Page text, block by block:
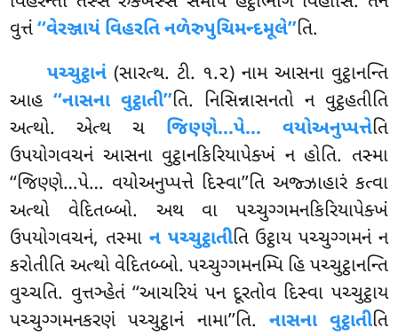
વુત્તં‘‘વેરઞ્જાયં વિહરતિ નળેરુપુચિમન્દમૂલે’’તિ.
પચ્ચુટ્ઠાનં (સારત્થ. ટી. ૧.૨) નામ આસના વુટ્ઠાનન્તિ
આહ‘‘નાસના વુટ્ઠાતી’’તિ. નિસિન્નાસનતો ન વુટ્ઠહતીતિ
અત્થો. એત્થ ચ જિણ્ણે…પે… વયોઅનુપ્પત્તેતિ
ઉપયોગવચનં આસના વુટ્ઠાનકિરિયાપેક્ખં ન હોતિ. તસ્મા
‘‘જિણ્ણે…પે… વયોઅનુપ્પત્તે દિસ્વા’’તિ અજ્ઝાહારં કત્વા
અત્થો વેદિતબ્બો. અથ વા પચ્ચુગ્ગમનકિરિયાપેક્ખં
ઉપયોગવચનં, તસ્મા ન પચ્ચુટ્ઠાતીતિ ઉટ્ઠાય પચ્ચુગ્ગમનં ન
કરોતીતિ અત્થો વેદિતબ્બો. પચ્ચુગ્ગમનમ્પિ હિ પચ્ચુટ્ઠાનન્તિ
વુચ્ચતિ. વુત્તઞ્હેતં ‘‘આચરિયં પન દૂરતોવ દિસ્વા પચ્ચુટ્ઠાય
પચ્ચુગ્ગમનકરણં પચ્ચુટ્ઠાનં નામા’’તિ. નાસના વુટ્ઠાતીતિ